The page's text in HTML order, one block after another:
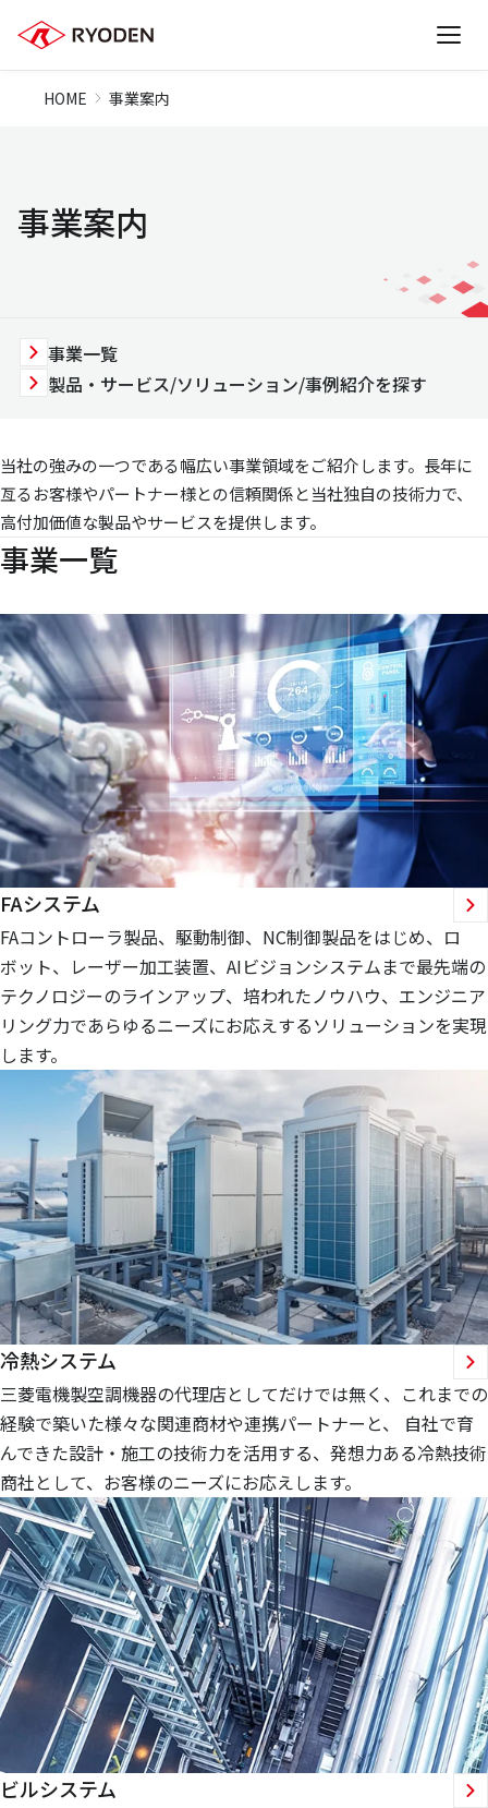
HOME 事業案内
事業案内
事業一覧
製品・サービス/ソリューション/事例紹介を探す
当社の強みの一つである幅広い事業領域をご紹介します。長年に
亙るお客様やパートナー様との信頼関係と当社独自の技術力で、
高付加価値な製品やサービスを提供します。
事業一覧
FAシステム
FAコントローラ製品、駆動制御、NC制御製品をはじめ、ロ
ボット、レーザー加工装置、AIビジョンシステムまで最先端の
テクノロジーのラインアップ、培われたノウハウ、エンジニア
リング力であらゆるニーズにお応えするソリューションを実現
します。
冷熱システム
三菱電機製空調機器の代理店としてだけでは無く、これまでの
経験で築いた様々な関連商材や連携パートナーと、 自社で育
んできた設計・施工の技術力を活用する、発想力ある冷熱技術
商社として、お客様のニーズにお応えします。
ビルシステム